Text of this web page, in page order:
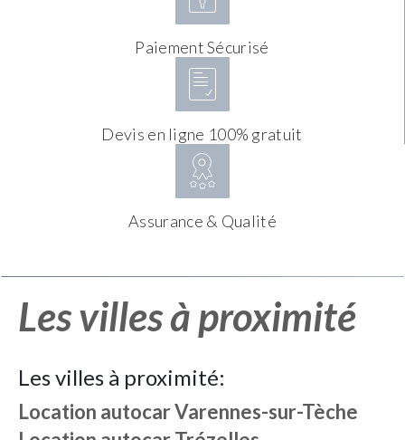
Paiement Sécurisé
Devis en ligne 100% gratuit
Assurance & Qualité
Les villes à proximité
Les villes à proximité:
Location autocarVarennes-sur-Tèche